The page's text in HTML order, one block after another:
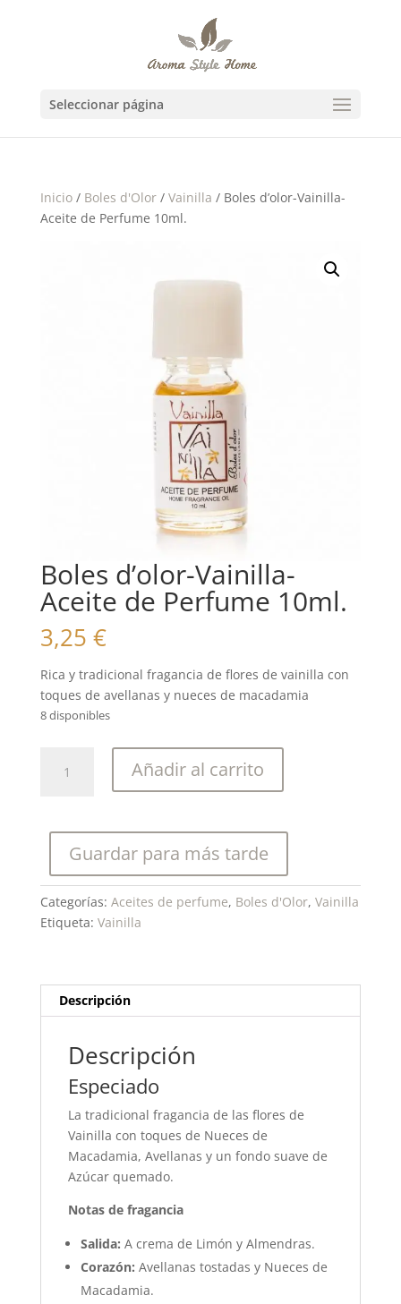
Seleccionar página
Inicio/ Boles d'Olor/ Vainilla / Boles d’olor-Vainilla-
Aceite de Perfume 10ml.
Boles d’olor-Vainilla-
Aceite de Perfume 10ml.
3,25 €
Rica y tradicional fragancia de flores de vainilla con
toques de avellanas y nueces de macadamia
8 disponibles
d'olor-
de
Perfume
10ml.
cantidad
Añadir al carrito
Guardar para más tarde
Categorías: Aceites de perfume, Boles d'Olor, Vainilla
Etiqueta: Vainilla
Descripción
Descripción
Especiado
La tradicional fragancia de las flores de
Vainilla con toques de Nueces de
Macadamia, Avellanas y un fondo suave de
Azúcar quemado.
Notas de fragancia
Salida: A crema de Limón y Almendras.
Corazón: Avellanas tostadas y Nueces de
Macadamia.